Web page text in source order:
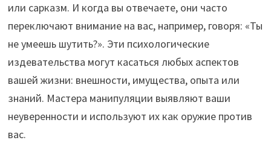
или сарказм. И когда вы отвечаете, они часто
переключают внимание на вас, например, говоря: «Ты
не умеешь шутить?». Эти психологические
издевательства могут касаться любых аспектов
вашей жизни: внешности, имущества, опыта или
знаний. Мастера манипуляции выявляют ваши
неуверенности и используют их как оружие против
вас.